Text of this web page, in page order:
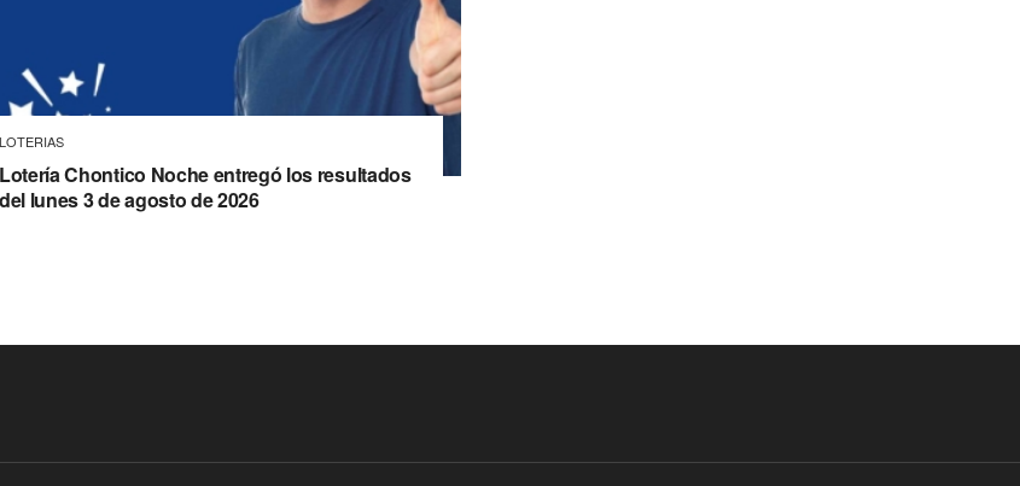
LOTERIAS
Lotería Chontico Noche entregó los resultados
del lunes 3 de agosto de 2026